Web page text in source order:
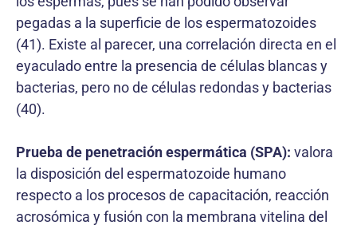
pegadas a la superficie de los espermatozoides
(41). Existe al parecer, una correlación directa en el
eyaculado entre la presencia de células blancas y
bacterias, pero no de células redondas y bacterias
(40).
Prueba de penetración espermática (SPA): valora
la disposición del espermatozoide humano
respecto a los procesos de capacitación, reacción
acrosómica y fusión con la membrana vitelina del